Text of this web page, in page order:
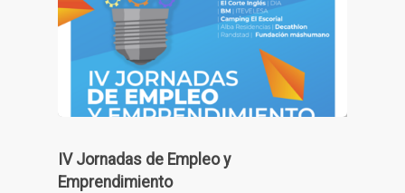
IV Jornadas de Empleo y
Emprendimiento